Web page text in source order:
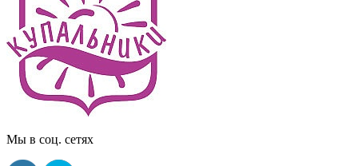
Мы в соц. сетях